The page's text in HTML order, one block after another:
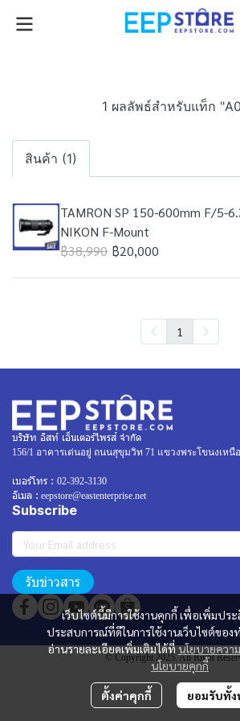
1 ผลลัพธ์สำหรับแท็ก
สินค้า (1)
TAMRON SP 150-600mm F/5-
NIKON F-Mount
฿38,990 ฿20,000
1
เว็บไซต์นี้มีการใช้งานคุกกี้ เพื่อเพิ่มปร
ประสบการณ์ที่ดีในการใช้งานเว็บไซต์ของ
อ่านรายละเอียดเพิ่มเติมได้ที่นโยบายควา
นโยบายคุกกี้
ตั้งค่าคุกกี้ ยอมรับทั้ง
บริษัท อิสท์ เอ็นเตอร์ไพรส์ จำกัด
156/1 อาคารเด่นอยู่ ถนนสุขุมวิท 71 แขวงพระโขนงเห
เบอร์โทร : 02-392-3130
อีเมล : eepstore@eastenterprise.net
Subscribe
รับข่าวสาร
© Copyright 2025. All Right